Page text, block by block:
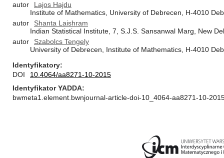
autor
Lajos Hajdu
Institute of Mathematics, University of Debrecen, H-4010
autor
Shanta Laishram
Indian Statistical Institute, 7, S.J.S. Sansanwal Marg, New
autor
Szabolcs Tengely
University of Debrecen, Institute of Mathematics, H-4010
Identyfikatory
DOI
10.4064/aa8271-10-2015
Identyfikator YADDA
bwmeta1.element.bwnjournal-article-doi-10_4064-aa8271-10-